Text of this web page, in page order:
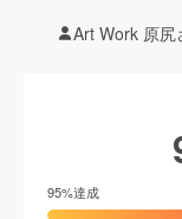
Art Work 原尻
95%達成